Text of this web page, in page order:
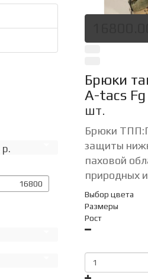
р.
Брюки
A-tacs Fg
шт.
Брюки
защиты
паховой
природных
Выбор цвета
Размеры
Рост